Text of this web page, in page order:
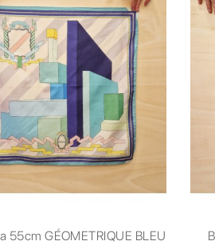
55cm GÉOMETRIQUE BLEU